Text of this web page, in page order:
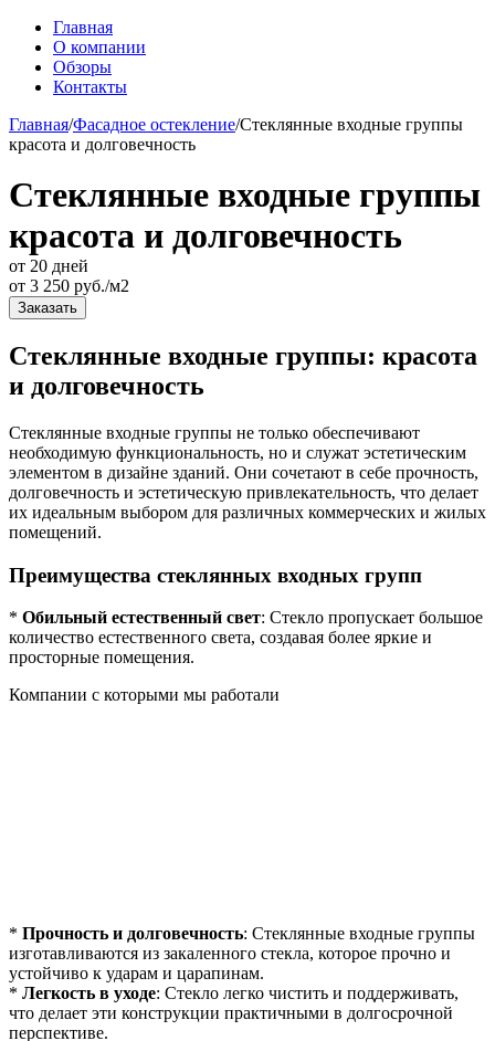
Главная
О компании
Обзоры
Контакты
Главная/Фасадное остекление/Стеклянные входные группы
красота и долговечность
Стеклянные входные группы
красота и долговечность
от 20 дней
от 3 250 руб./м2
Заказать
Стеклянные входные группы: красота
и долговечность
Стеклянные входные группы не только обеспечивают
необходимую функциональность, но и служат эстетическим
элементом в дизайне зданий. Они сочетают в себе прочность,
долговечность и эстетическую привлекательность, что делает
их идеальным выбором для различных коммерческих и жилых
помещений.
Преимущества стеклянных входных групп
* Обильный естественный свет: Стекло пропускает большое
количество естественного света, создавая более яркие и
просторные помещения.
Компании с которыми мы работали
* Прочность и долговечность: Стеклянные входные группы
изготавливаются из закаленного стекла, которое прочно и
устойчиво к ударам и царапинам.
* Легкость в уходе: Стекло легко чистить и поддерживать,
что делает эти конструкции практичными в долгосрочной
перспективе.